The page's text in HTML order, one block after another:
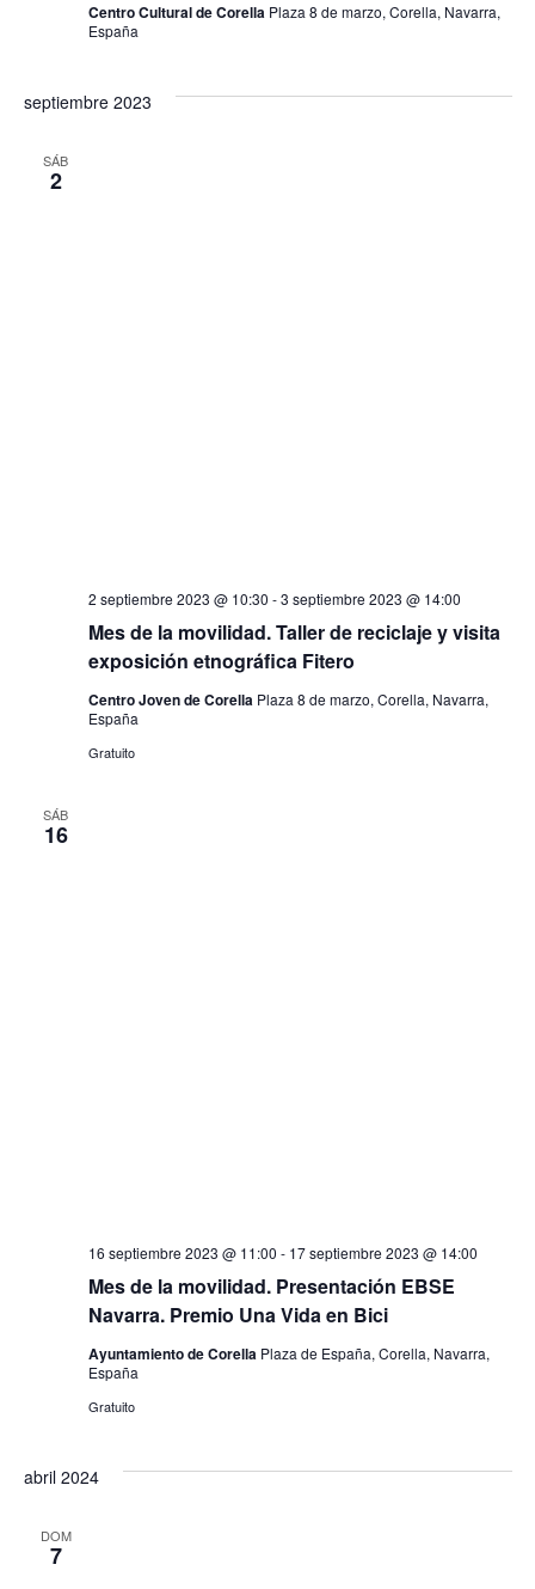
Centro Cultural de Corella Plaza 8 de marzo, Corella, Navarra,
España
septiembre 2023
SÁB
2
Mes de la movilidad. Taller de reciclaje y visita
exposición etnográfica Fitero
2 septiembre 2023 @ 10:30 -3 septiembre 2023 @ 14:00
Centro Joven de Corella Plaza 8 de marzo, Corella, Navarra,
España
Gratuito
SÁB
16
Mes de la movilidad. Presentación EBSE
Navarra. Premio Una Vida en Bici
16 septiembre 2023 @ 11:00 - 17 septiembre 2023 @ 14:00
Ayuntamiento de Corella Plaza de España, Corella, Navarra,
España
Gratuito
abril 2024
DOM
7